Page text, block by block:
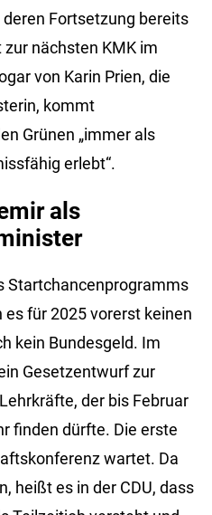
Fortsetzung bereits
nächsten KMK im
von Karin Prien, die
kommt
Grünen „immer als
erlebt“.
als
Startchancenprogramms
es für 2025 vorerst keinen
kein Bundesgeld. Im
Gesetzentwurf zur
der bis Februar
finden dürfte. Die erste
wartet. Da
heißt es in der CDU, dass